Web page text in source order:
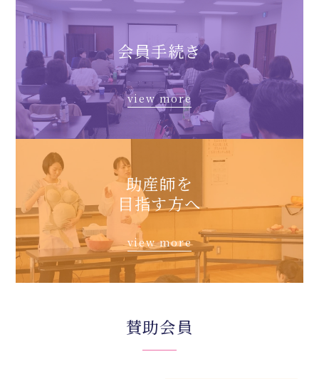
会員手続き
view more
助産師を
目指す方へ
view more
賛助会員